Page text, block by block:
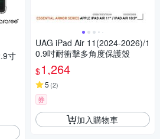
寸
UAG iPad Air 11(2024-2026)/1
0.9吋耐衝擊多角度保護殼
$1,264
5 (2)
券
加入購物車